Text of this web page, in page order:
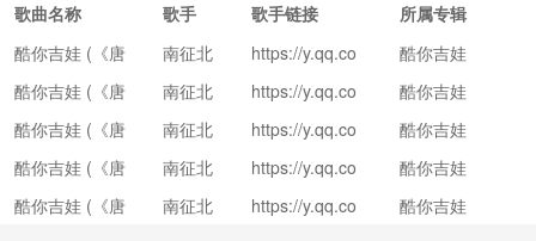
歌曲名称
歌手 歌手链接
所属专辑
酷你吉娃 (《唐
人街探案3》电
影主题曲)
南征北
战NZB
Z
https://y.qq.co
003ZQQb64D5
317.html
酷你吉娃
酷你吉娃 (《唐
人街探案3》电
影主题曲)
南征北
战NZB
Z
https://y.qq.co
003ZQQb64D5
317.html
酷你吉娃
酷你吉娃 (《唐
人街探案3》电
影主题曲)
南征北
战NZB
Z
https://y.qq.co
003ZQQb64D5
317.html
酷你吉娃
酷你吉娃 (《唐
人街探案3》电
影主题曲)
南征北
战NZB
Z
https://y.qq.co
003ZQQb64D5
酷你吉娃
酷你吉娃 (《唐
南征北
https://y.qq.co
酷你吉娃